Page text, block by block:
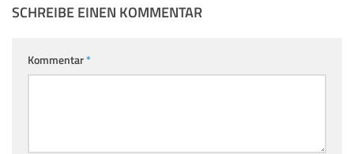
SCHREIBE EINEN KOMMENTAR
Kommentar*